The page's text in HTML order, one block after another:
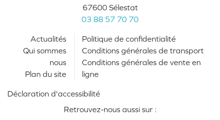
67600 Sélestat
03 88 57 70 70
Actualités
Qui sommes
nous
Plan du site
Politique de confidentialité
Conditions générales de transport
Conditions générales de vente en
ligne
Déclaration d'accessibilité
Retrouvez-nous aussi sur :